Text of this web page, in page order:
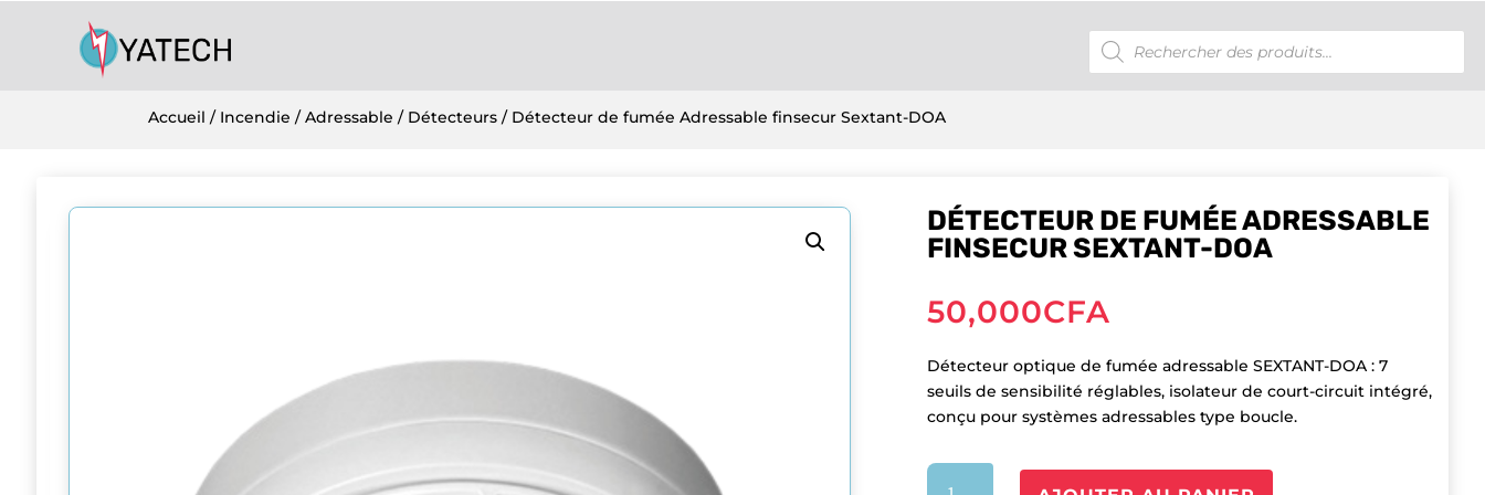
Recherche
de
produits
Accueil / Incendie /Adressable / Détecteurs / Détecteur de fumée Adressable finsecur Sextant-DOA
DÉTECTEUR DE FUMÉE ADRESSABLE
FINSECUR SEXTANT-DOA
50,000CFA
Détecteur optique de fumée adressable SEXTANT-DOA : 7
seuils de sensibilité réglables, isolateur de court-circuit intégré,
conçu pour systèmes adressables type boucle.
quantité